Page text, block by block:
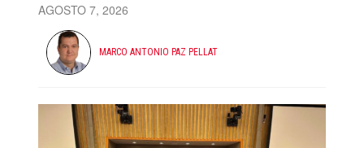
AGOSTO 7, 2026
MARCO ANTONIO PAZ PELLAT